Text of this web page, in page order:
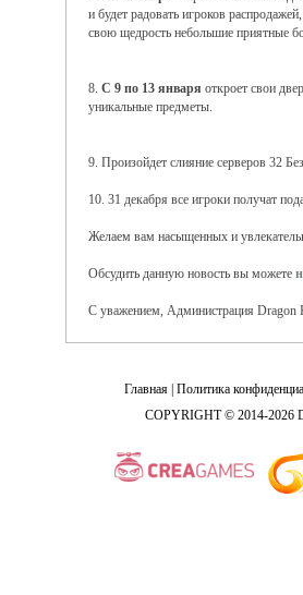
и будет радовать игроков
свою щедрость небольшие приятные
8. С 9 по 13 января откроет свои
уникальные предметы.
9. Произойдет слияние серверов 32
10. 31 декабря все игроки получат
Желаем вам насыщенных и
Обсудить данную новость вы можете
С уважением, Администрация Dragon
Главная Политика
COPYRIGHT © 2014-2026